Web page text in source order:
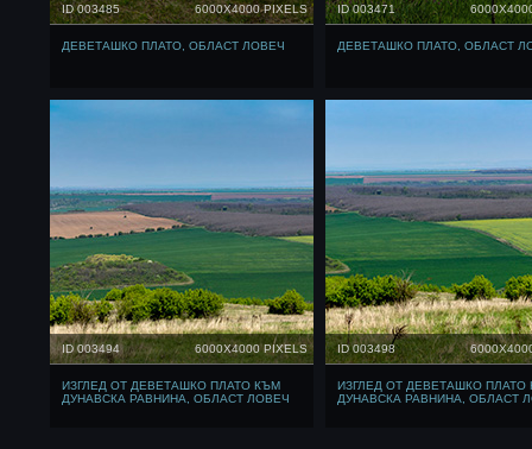
ID 003485 6000X4000 PIXELS
ДЕВЕТАШКО ПЛАТО, ОБЛАСТ ЛОВЕЧ
ID 003471
ДЕВЕТАШКО ПЛАТО, ОБЛАСТ
ID 003494 6000X4000 PIXELS
ИЗГЛЕД ОТ ДЕВЕТАШКО ПЛАТО КЪМ
ДУНАВСКА РАВНИНА, ОБЛАСТ ЛОВЕЧ
ID 003498
ИЗГЛЕД ОТ ДЕВЕТАШКО ПЛАТО
ДУНАВСКА РАВНИНА, ОБЛАСТ